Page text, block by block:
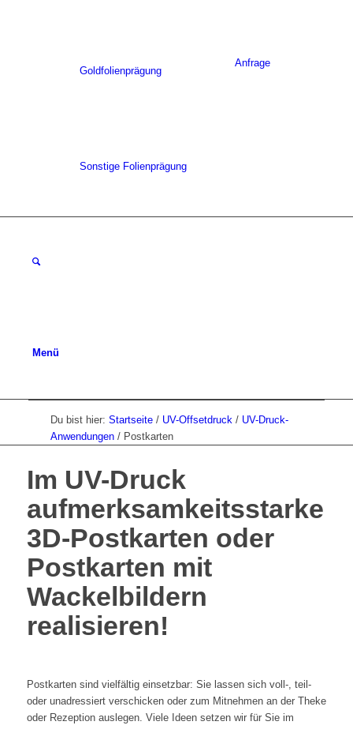
Goldfolienprägung
Sonstige Folienprägung
Anfrage
Menü
Du bist hier: Startseite / UV-Offsetdruck / UV-Druck-
Anwendungen / Postkarten
Im UV-Druck
aufmerksamkeitsstarke
3D-Postkarten oder
Postkarten mit
Wackelbildern
realisieren!
Postkarten sind vielfältig einsetzbar: Sie lassen sich voll-, teil-
oder unadressiert verschicken oder zum Mitnehmen an der Theke
oder Rezeption auslegen. Viele Ideen setzen wir für Sie im